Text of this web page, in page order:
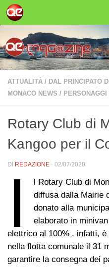
Salta al contenuto
ATTUALITÀ / DAL PRINCIPATO
MONACO NEWS /
Rotary Club di
Kangoo per il
DI REDAZIONE · 02/07/2020
I
l Rotary Club di
diffusa dalla Mairie
donato alla
elaborato in
elettrico al 100% , infatti,
nella flotta comunale il 31
garantire la consegna dei